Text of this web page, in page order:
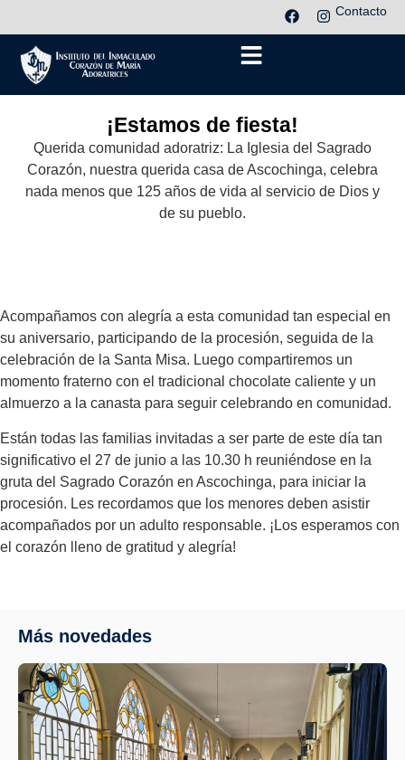
Contacto
¡Estamos de fiesta!
Querida comunidad adoratriz: La Iglesia del Sagrado
Corazón, nuestra querida casa de Ascochinga, celebra
nada menos que 125 años de vida al servicio de Dios y
de su pueblo.
Acompañamos con alegría a esta comunidad tan especial en
su aniversario, participando de la procesión, seguida de la
celebración de la Santa Misa. Luego compartiremos un
momento fraterno con el tradicional chocolate caliente y un
almuerzo a la canasta para seguir celebrando en comunidad.
Están todas las familias invitadas a ser parte de este día tan
significativo el 27 de junio a las 10.30 h reuniéndose en la
gruta del Sagrado Corazón en Ascochinga, para iniciar la
procesión. Les recordamos que los menores deben asistir
acompañados por un adulto responsable. ¡Los esperamos con
el corazón lleno de gratitud y alegría!
Más novedades